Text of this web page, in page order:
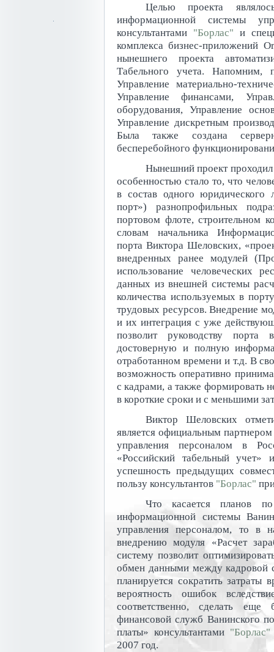
Целью проекта
информационной системы
консультантами "Борлас" и
комплекса бизнес-приложений
нынешнего проекта
Табельного учета. Напомним,
Управление материально-
Управление финансами,
оборудования, Управление
Управление дискретным
Была также создана
бесперебойного
Нынешний проект
особенностью стало то, что
в состав одного
порт») разнопрофильных
портовом флоте, строительном
словам начальника
порта Виктора Шеловских,
внедренных ранее модулей
использование человеческих
данных из внешней системы
количества используемых в
трудовых ресурсов. Внедрение
и их интеграция с уже
позволит руководству
достоверную и полную
отработанном времени и т.д. В
возможность оперативно
с кадрами, а также формировать
в короткие сроки и с меньшими
Виктор Шеловских
является официальным
управления персоналом в
«Российский табельный
успешность предыдущих
пользу консультантов "Борлас"
Что касается планов
информационной системы
управления персоналом, то в
внедрению модуля «Расчет
систему позволит
обмен данными между кадровой
планируется сократить
вероятность ошибок
соответственно, сделать
финансовой служб Ванинского
платы» консультантами "Борлас"
2007 год.